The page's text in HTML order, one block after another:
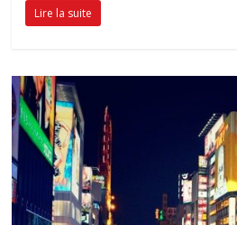
Lire la suite